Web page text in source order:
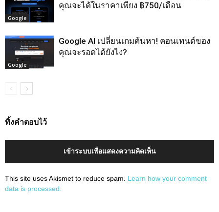
Google
คุณจะได้ในราคาเพียง ฿750/เดือน
Google
Google AI เปลี่ยนเกมค้นหา! คอนเทนต์ของ
คุณจะรอดได้ยังไง?
ทิ้งคำตอบไว้
เข้าระบบเพื่อแสดงความคิดเห็น
This site uses Akismet to reduce spam. Learn how your comment
data is processed.